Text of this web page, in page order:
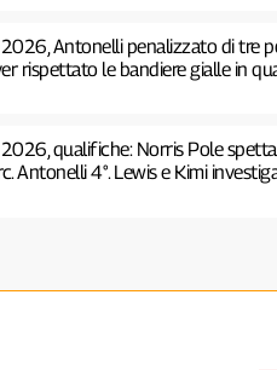
2026, Antonelli penalizzato di tre
rispettato le bandiere gialle in
2026, qualifiche: Norris Pole
Antonelli 4°. Lewis e Kimi